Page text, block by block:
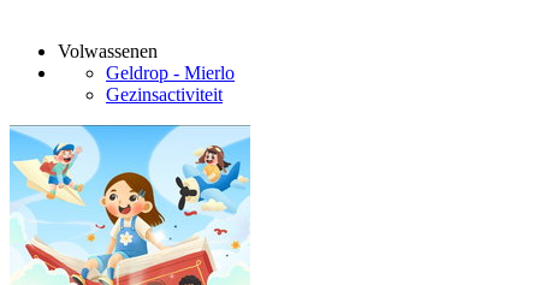
Volwassenen
Geldrop - Mierlo
Gezinsactiviteit